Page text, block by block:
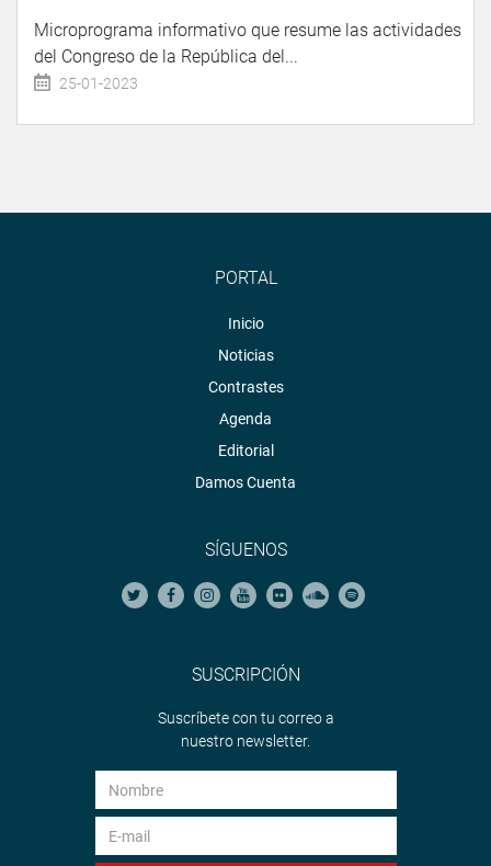
Microprograma informativo que resume las actividades
del Congreso de la República del...
25-01-2023
PORTAL
Inicio
Noticias
Contrastes
Agenda
Editorial
Damos Cuenta
SÍGUENOS
SUSCRIPCIÓN
Suscríbete con tu correo a
nuestro newsletter.